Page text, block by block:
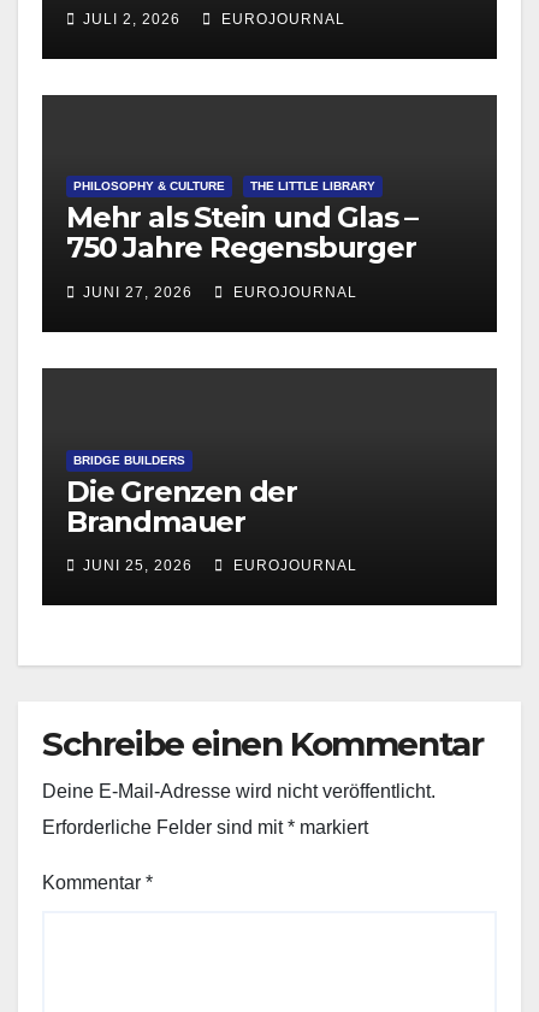
JULI 2, 2026 EUROJOURNAL
PHILOSOPHY & CULTURE THE LITTLE LIBRARY
Mehr als Stein und Glas –
750 Jahre Regensburger
Dom
JUNI 27, 2026 EUROJOURNAL
BRIDGE BUILDERS
Die Grenzen der
Brandmauer
JUNI 25, 2026 EUROJOURNAL
Schreibe einen Kommentar
Deine E-Mail-Adresse wird nicht veröffentlicht.
Erforderliche Felder sind mit* markiert
Kommentar *